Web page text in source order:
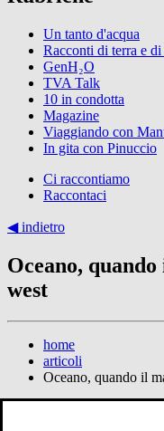
Un tanto d'acqua
Racconti di terra e di
GenH₂O
TVA Talk
10 in condotta
Magazine
Viaggiando con
In gita con Pinuccio
Ci raccontiamo
Raccontaci
◀︎ indietro
Oceano,
west
home
articoli
Oceano, quando il